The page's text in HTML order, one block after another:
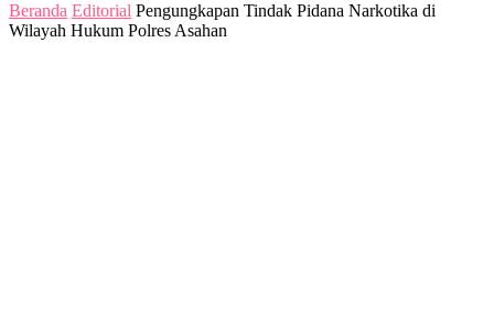
Beranda Editorial Pengungkapan Tindak Pidana Narkotika di
Wilayah Hukum Polres Asahan